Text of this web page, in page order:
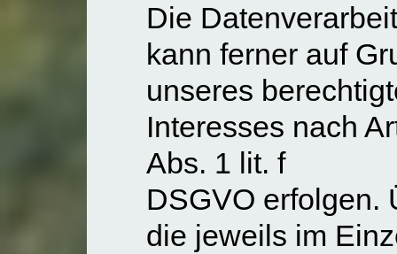
Die
kann ferner auf
unseres
Interesses nach
Abs. 1 lit. f
DSGVO erfolgen.
die jeweils im